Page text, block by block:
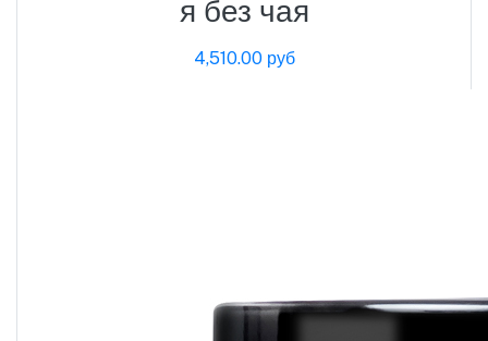
я без чая
4,510.00 руб